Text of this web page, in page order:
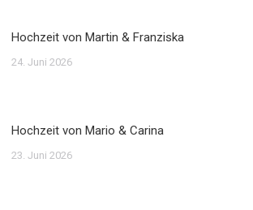
Hochzeit von Martin & Franziska
24. Juni 2026
Hochzeit von Mario & Carina
23. Juni 2026